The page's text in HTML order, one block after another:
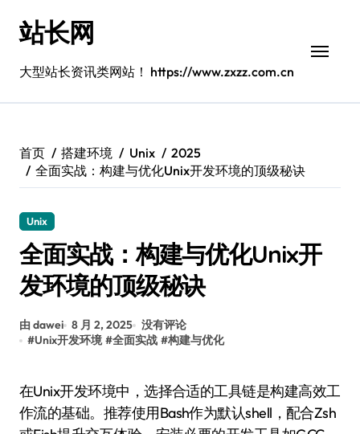
站长网
大型站长资讯类网站！ https://www.zxzz.com.cn
首页 搭建环境 Unix
2025
全面实战：构建与优化Unix开发环境的顶级秘诀
Unix
全面实战：构建与优化Unix开
发环境的顶级秘诀
由 dawei 8 月 2, 2025 没有评论
#Unix开发环境 #全面实战 #构建与优化
在Unix开发环境中，选择合适的工具链是构建高效工
作流的基础。推荐使用Bash作为默认shell，配合Zsh